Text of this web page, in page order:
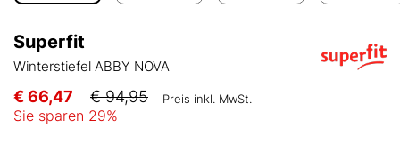
Superfit
Winterstiefel ABBY NOVA
€ 66,47 € 94,95 Preis inkl. MwSt.
Sie sparen 29%